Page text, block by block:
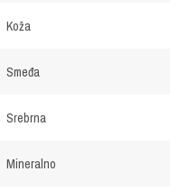
Koža
Smeđa
Srebrna
Mineralno